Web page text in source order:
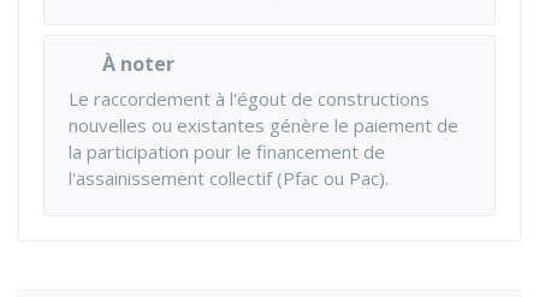
À noter
Le raccordement à l'égout de constructions
nouvelles ou existantes génère le paiement de
la participation pour le financement de
l'assainissement collectif (Pfac ou Pac).